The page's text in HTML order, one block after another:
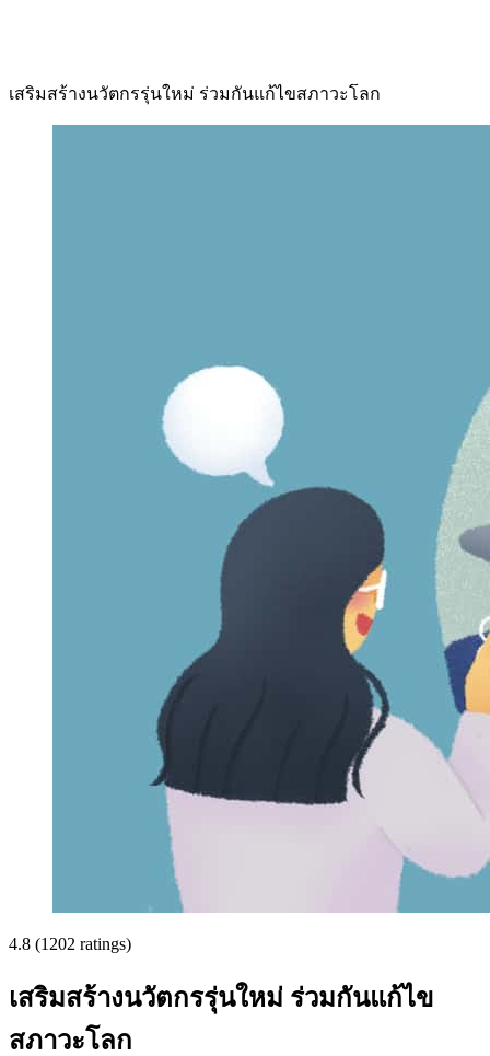
เสริมสร้างนวัตกรรุ่นใหม่ ร่วมกันแก้ไขสภาวะโลก
4.8 (1202 ratings)
เสริมสร้างนวัตกรรุ่นใหม่ ร่วมกันแก้ไข
สภาวะโลก